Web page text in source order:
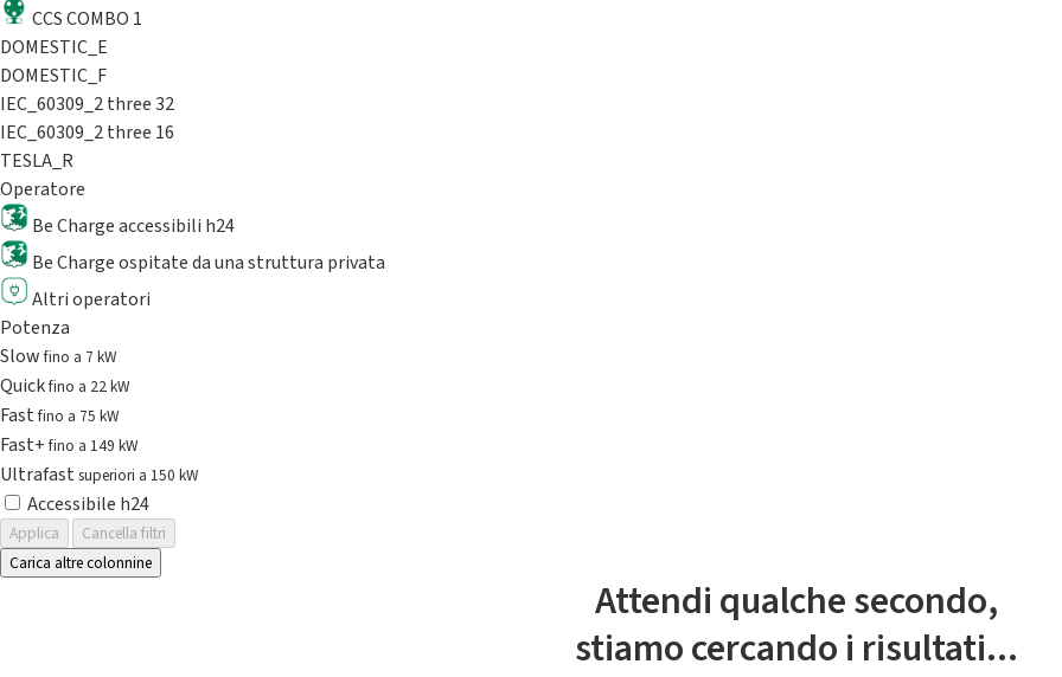
CCS COMBO 1
DOMESTIC_E
DOMESTIC_F
IEC_60309_2 three 32
IEC_60309_2 three 16
TESLA_R
Operatore
Be Charge accessibili h24
Be Charge ospitate da una struttura privata
Altri operatori
Potenza
Slowfino a 7 kW
Quickfino a 22 kW
Fastfino a 75 kW
Fast+fino a 149 kW
Ultrafast superiori a 150 kW
Accessibile h24
Applica
Cancella filtri
Carica altre colonnine
Attendi qualche secondo,
stiamo cercando i risultati...